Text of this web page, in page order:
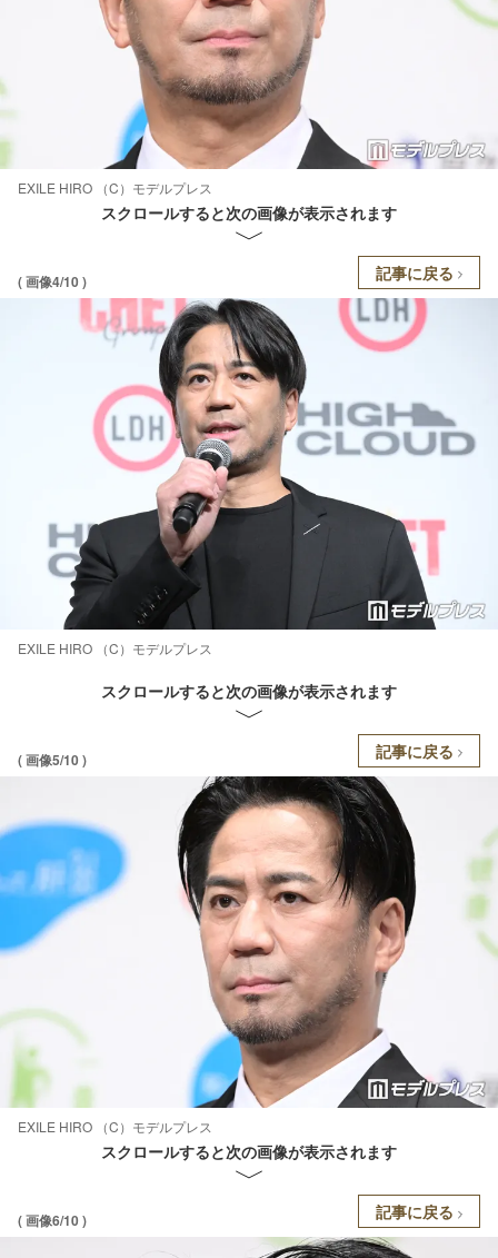
EXILE HIRO （C）モデルプレス
スクロールすると次の画像が表示されます
( 画像4/10 ) 記事に戻る
EXILE HIRO （C）モデルプレス
スクロールすると次の画像が表示されます
( 画像5/10 ) 記事に戻る
EXILE HIRO （C）モデルプレス
スクロールすると次の画像が表示されます
( 画像6/10 ) 記事に戻る